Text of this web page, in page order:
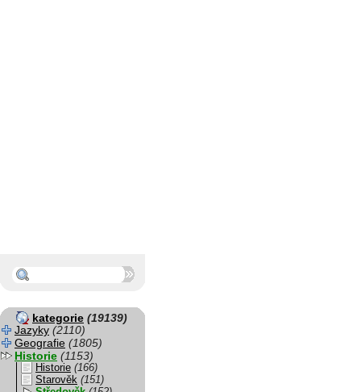
kategorie (19139)
Jazyky (2110)
Geografie (1805)
Historie (1153)
Historie (166)
Starověk (151)